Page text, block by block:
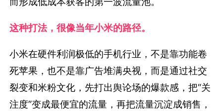
这种打法，很像当年小米的路径。
小米在硬件利润极低的手机行业，不是靠功能卷
死苹果，也不是靠广告堆满央视，而是通过社交
裂变和米粉文化，先打出舆论场的爆款感，把“关
注度”变成最便宜的流量，再把流量沉淀成销售，